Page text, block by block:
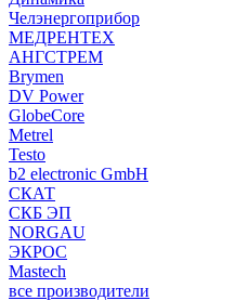
Челэнергоприбор
МЕДРЕНТЕХ
АНГСТРЕМ
Brymen
DV Power
GlobeCore
Metrel
Testo
b2 electronic GmbH
СКАТ
СКБ ЭП
NORGAU
ЭКРОС
Mastech
все производители